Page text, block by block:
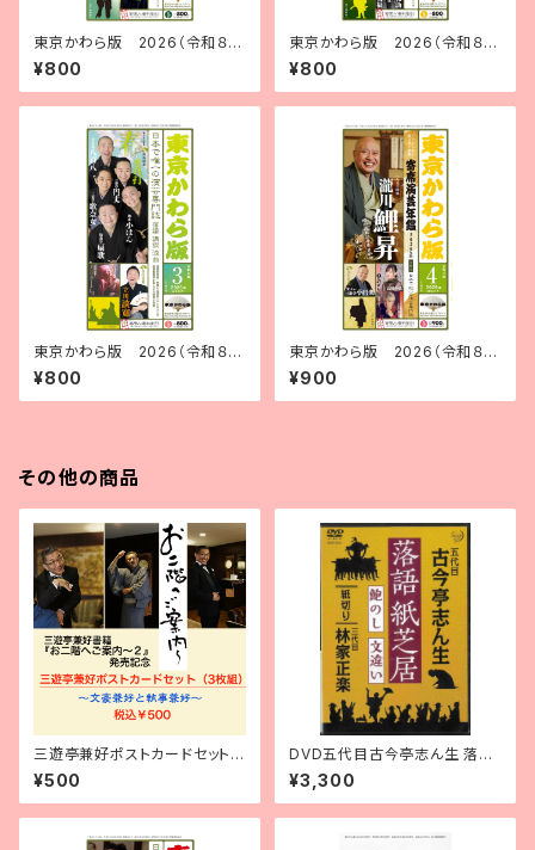
東京かわら版 2026（令和８）
年６月号
¥800
東京かわら版 2026（令和８）
年５月号
¥800
東京かわら版 2026（令和８）
年３月号
¥800
東京かわら版 2026（令和８）
年４月号 寄席演芸年鑑2026年
版 合併号
¥900
その他の商品
三遊亭兼好ポストカードセット3
枚組
¥500
DVD五代目古今亭志ん生 落語
紙芝居（紙切り＝三代目林家正
楽）
¥3,300